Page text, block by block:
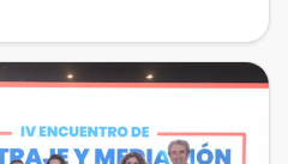
de Chile que se
la […]